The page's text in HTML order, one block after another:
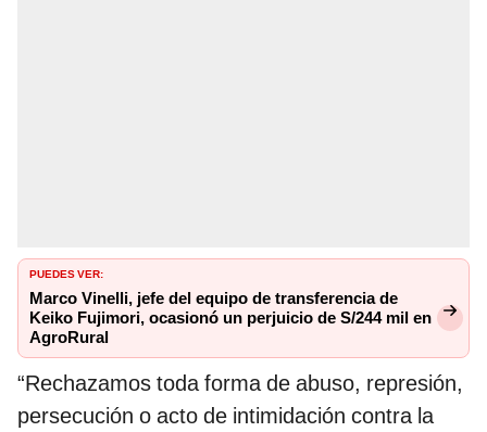
PUEDES VER:
Marco Vinelli, jefe del equipo de transferencia de
Keiko Fujimori, ocasionó un perjuicio de S/244 mil en
AgroRural
“Rechazamos toda forma de abuso, represión,
persecución o acto de intimidación contra la